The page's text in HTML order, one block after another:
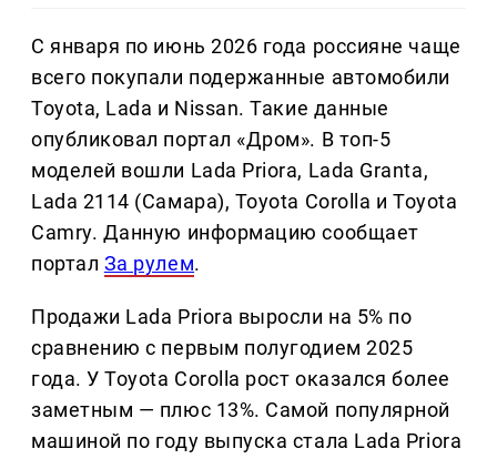
С января по июнь 2026 года россияне чаще
всего покупали подержанные автомобили
Toyota, Lada и Nissan. Такие данные
опубликовал портал «Дром». В топ-5
моделей вошли Lada Priora, Lada Granta,
Lada 2114 (Самара), Toyota Corolla и Toyota
Camry. Данную информацию сообщает
портал За рулем.
Продажи Lada Priora выросли на 5% по
сравнению с первым полугодием 2025
года. У Toyota Corolla рост оказался более
заметным — плюс 13%. Самой популярной
машиной по году выпуска стала Lada Priora